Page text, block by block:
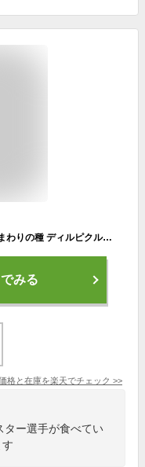
Giants Sunflower Seeds ジャイアント ひまわりの種 ディルピクルス味 142g Dill Pickle Flavored 5oz
みる
格と在庫を楽天でチェック >>
ー選手が食べてい